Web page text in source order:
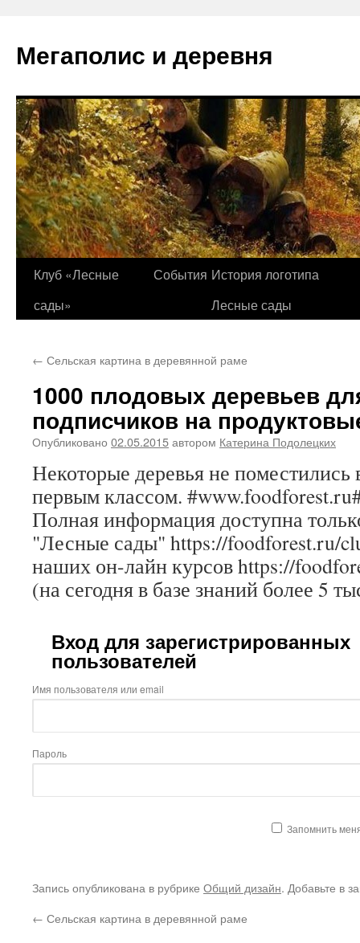
содержимому
Мегаполис и деревня
Клуб «Лесные
сады»
События История логотипа
Лесные сады
← Сельская картина в деревянной раме
1000 плодовых деревьев
подписчиков на
Опубликовано 02.05.2015автором Катерина Подолецких
Некоторые деревья не поместились
первым классом.
Полная информация доступна
"Лесные сады" https://foodforest.ru/
наших он-лайн курсов https://
(на сегодня в базе знаний более 5
Вход для зарегистрированных
пользователей
Имя пользователя или email
Пароль
Запомнить
Запись опубликована в рубрике Общий дизайн. Добавьте в
← Сельская картина в деревянной раме